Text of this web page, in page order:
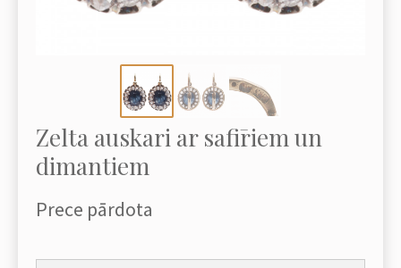
Zelta auskari ar safīriem un
dimantiem
Prece pārdota